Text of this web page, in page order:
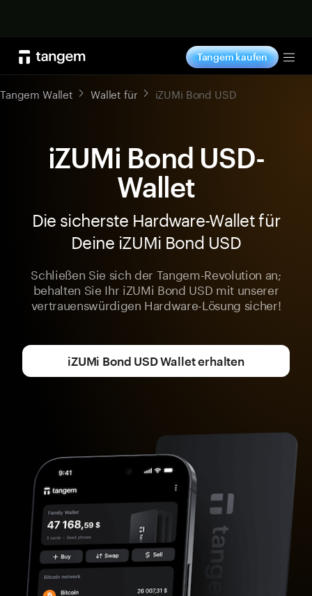
Tangem kaufen
Tangem Wallet Wallet für iZUMi Bond USD
iZUMi Bond USD-
Wallet
Die sicherste Hardware-Wallet für
Deine iZUMi Bond USD
Schließen Sie sich der Tangem-Revolution an;
behalten Sie Ihr iZUMi Bond USD mit unserer
vertrauenswürdigen Hardware-Lösung sicher!
iZUMi Bond USD Wallet erhalten